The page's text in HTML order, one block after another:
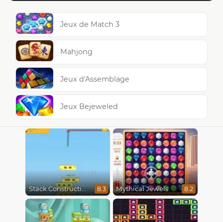
Jeux de Match 3
Mahjong
Jeux d'Assemblage
Jeux Bejeweled
Stack Construction 8.3 Mythical Jewels 8.2